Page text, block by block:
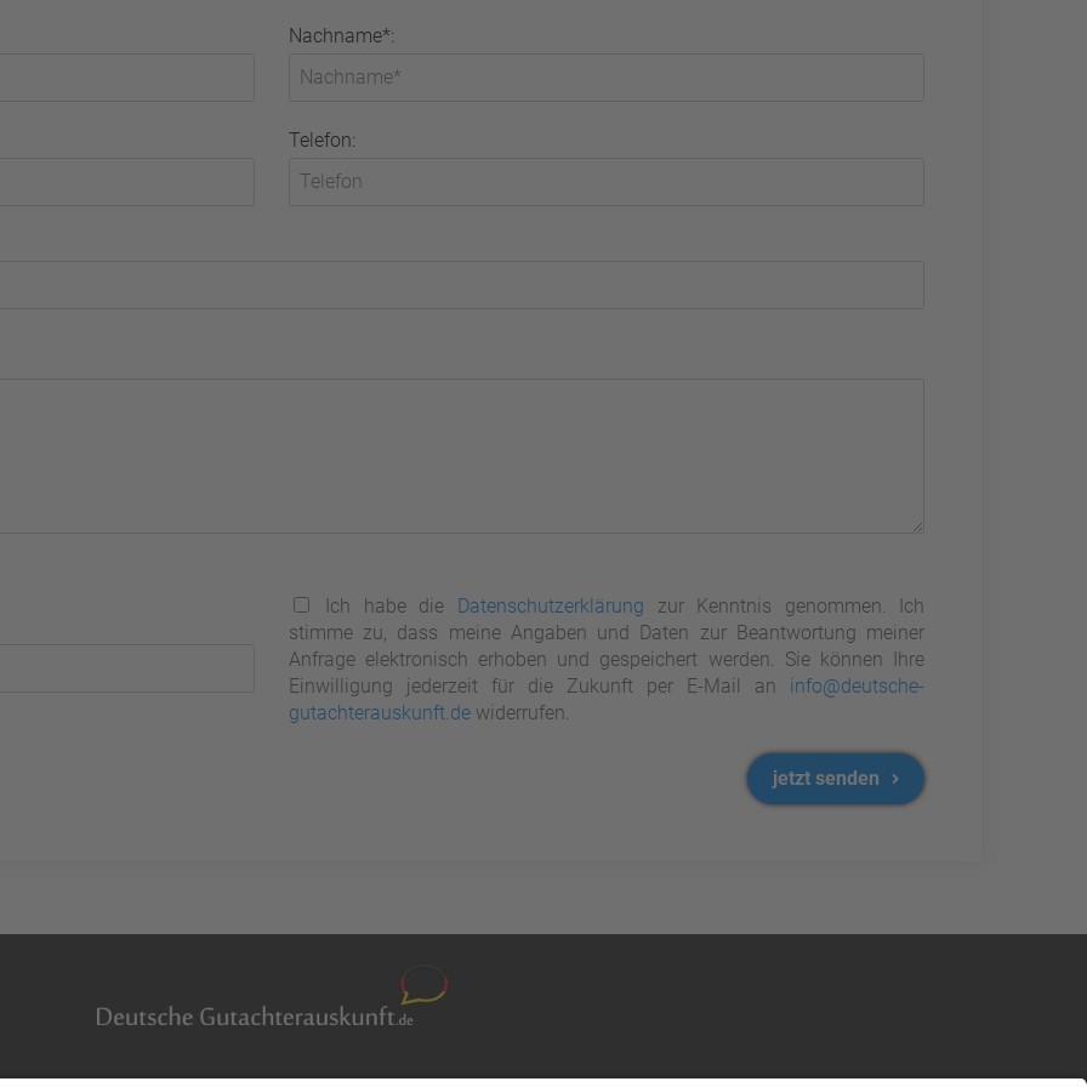
Nachname*:
Telefon:
Ich habe die Datenschutzerklärung zur Kenntnis genommen. Ich
stimme zu, dass meine Angaben und Daten zur Beantwortung meiner
Anfrage elektronisch erhoben und gespeichert werden. Sie können Ihre
Einwilligung jederzeit für die Zukunft per E-Mail an info@deutsche-
gutachterauskunft.dewiderrufen.
jetzt senden